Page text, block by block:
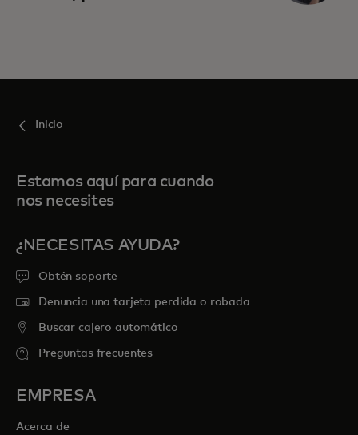
Inicio
Estamos aquí para cuando
nos necesites
¿NECESITAS AYUDA?
Obtén soporte
Denuncia una tarjeta perdida o robada
Buscar cajero automático
Preguntas frecuentes
EMPRESA
Acerca de